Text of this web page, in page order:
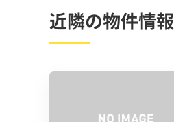
近隣の物件情報